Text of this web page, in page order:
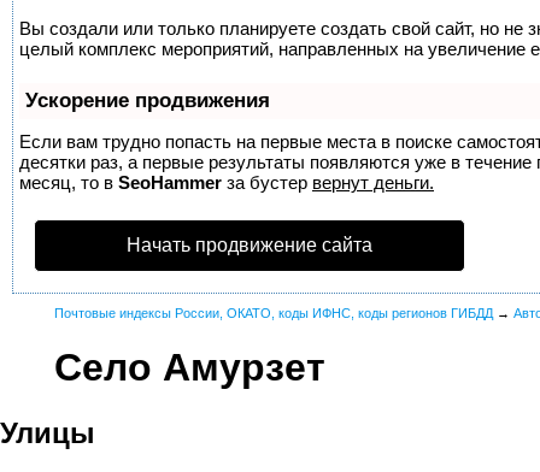
Вы создали или только планируете создать свой сайт, но не
целый комплекс мероприятий, направленных на увеличение
Ускорение продвижения
Если вам трудно попасть на первые места в поиске
десятки раз, а первые результаты появляются уже в
месяц, то в SeoHammer за бустер вернут деньги.
Начать продвижение сайта
Почтовые индексы России, ОКАТО, коды ИФНС, коды регионов ГИБДД →
Село Амурзет
Улицы